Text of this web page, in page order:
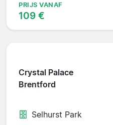
PRIJS VANAF
109 €
Crystal Palace
Brentford
Selhurst Park